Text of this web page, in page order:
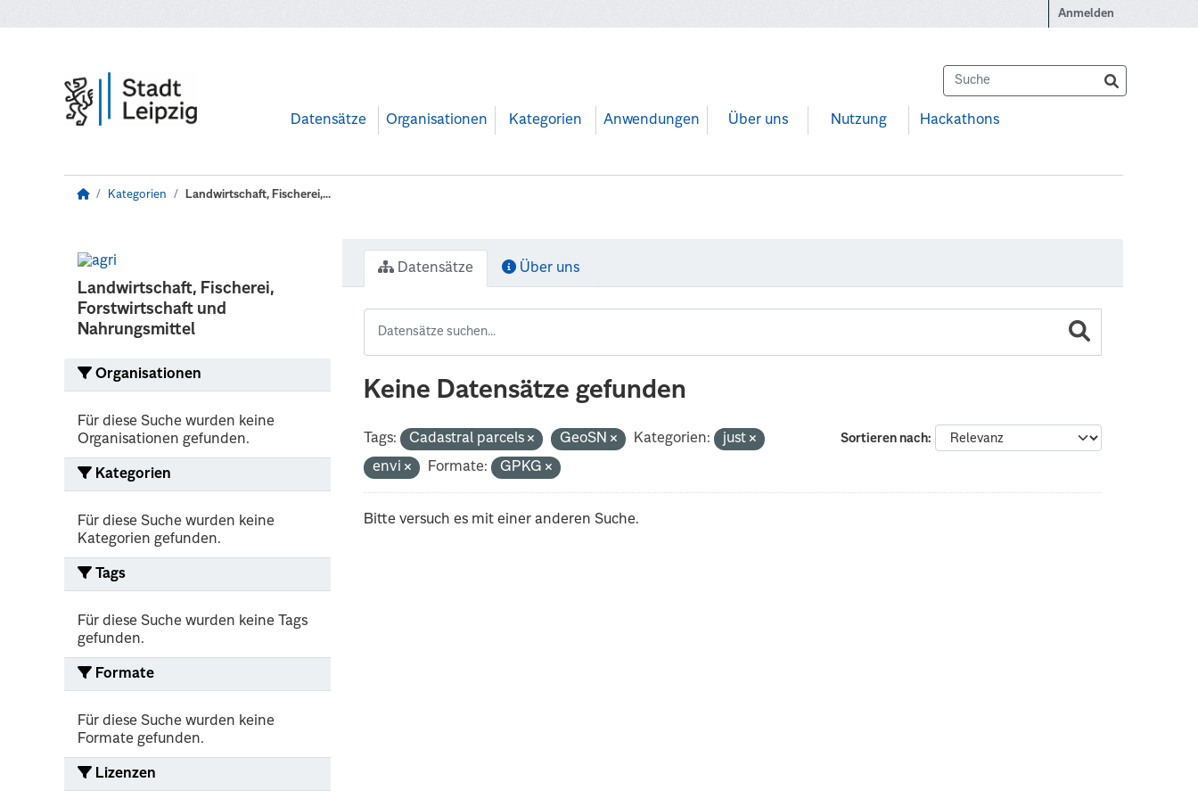
Anmelden
Datensätze Organisationen Kategorien Anwendungen Über uns Nutzung Hackathons
Kategorien Landwirtschaft, Fischerei,...
Landwirtschaft, Fischerei,
Forstwirtschaft und
Nahrungsmittel
Organisationen
Für diese Suche wurden keine
Organisationen gefunden.
Kategorien
Für diese Suche wurden keine
Kategorien gefunden.
Tags
Für diese Suche wurden keine Tags
gefunden.
Formate
Für diese Suche wurden keine
Formate gefunden.
Lizenzen
Datensätze Über uns
Keine Datensätze gefunden
Sortieren nach
Tags: Cadastral parcels GeoSN Kategorien:
just
envi
Formate: GPKG
Bitte versuch es mit einer anderen Suche.